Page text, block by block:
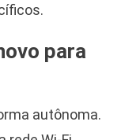
para
autônoma.